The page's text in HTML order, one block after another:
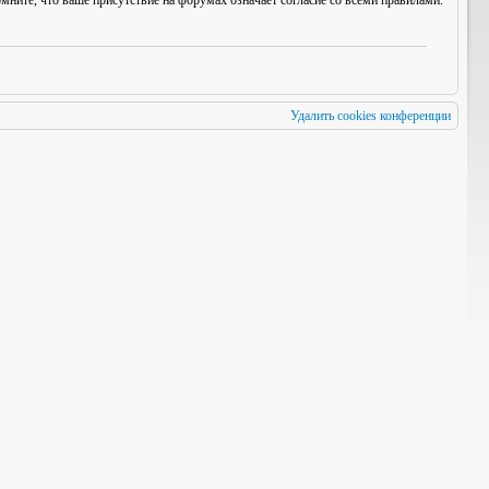
Удалить cookies конференции